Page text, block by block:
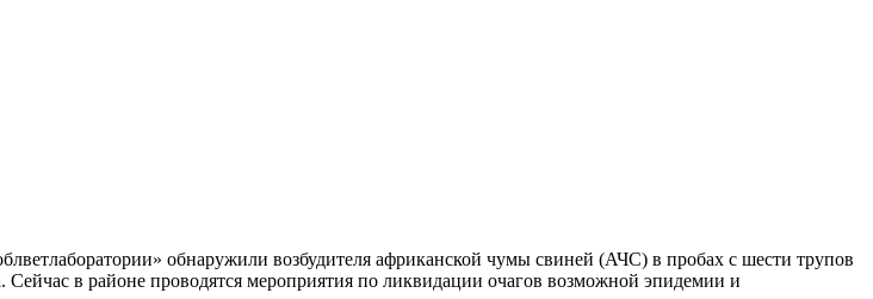
обнаружили возбудителя африканской чумы свиней (АЧС) в пробах с шести трупов
Сейчас в районе проводятся мероприятия по ликвидации очагов возможной эпидемии и